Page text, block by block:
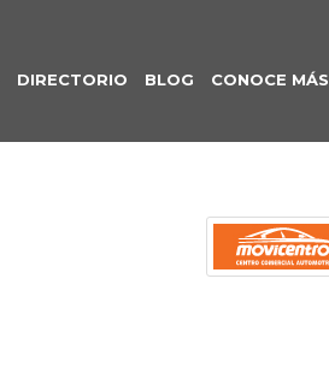
DIRECTORIO BLOG CONOCE MÁS